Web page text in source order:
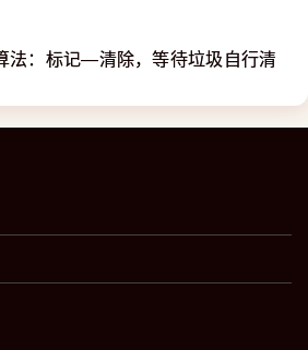
法：标记—清除，等待垃圾自行清除